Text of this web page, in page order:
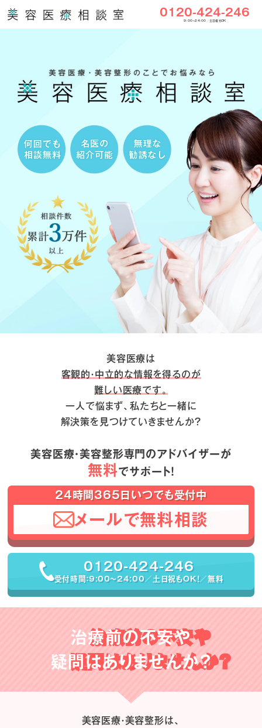
0120-424-246
9:00〜24:00／土日祝もOK
美容医療は
客観的・中立的な情報を得るのが
難しい医療です。
一人で悩まず、私たちと一緒に
解決策を見つけていきませんか？
美容医療・美容整形専門のアドバイザーが
無料でサポート！
24時間365日いつでも受付中
メールで無料相談
0120-424-246
受付時間：9:00〜24:00／土日祝もOK！／無料
治療前の不安や
疑問はありませんか？
美容医療・美容整形は、